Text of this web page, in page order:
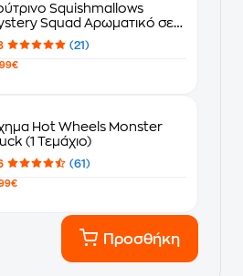
Squishmallows
Squad Αρωματικό σε
Έκπληξη σε 6 Σχέδια
Επιλογή
(21)
Hot Wheels Monster
(1 Τεμάχιο)
(61)
Προσθήκη